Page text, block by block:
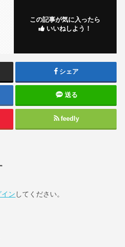
この記事が気に入ったら
いいねしよう！
シェア
送る
feedly
イン してください。